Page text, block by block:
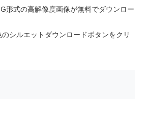
形式の高解像度画像が無料でダウンロー
のシルエットダウンロードボタンをクリ